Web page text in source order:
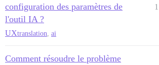
configuration des paramètres de
l'outil IA ?
UXtranslation ai
1
Comment résoudre le problème